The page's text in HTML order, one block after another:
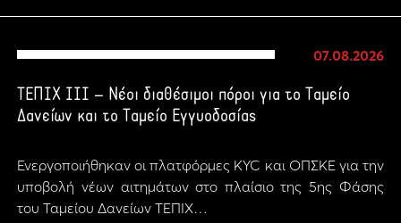
07.08.2026
ΤΕΠΙΧ ΙΙΙ – Νέοι διαθέσιμοι πόροι για το Ταμείο
Δανείων και το Ταμείο Εγγυοδοσίας
Ενεργοποιήθηκαν οι πλατφόρμες KYC και ΟΠΣΚΕ για την
υποβολή νέων αιτημάτων στο πλαίσιο της 5ης Φάσης
του Ταμείου Δανείων ΤΕΠΙΧ…